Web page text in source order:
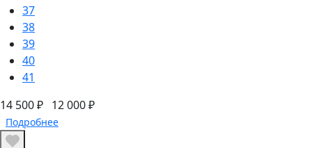
37
38
39
40
41
14 500 ₽ 12 000 ₽
Подробнее